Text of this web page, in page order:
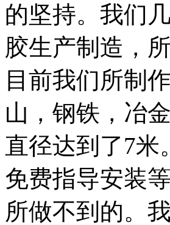
的坚持。我们
胶生产制造，
目前我们所制
山，钢铁，冶金
直径达到了7米
免费指导安装
所做不到的。